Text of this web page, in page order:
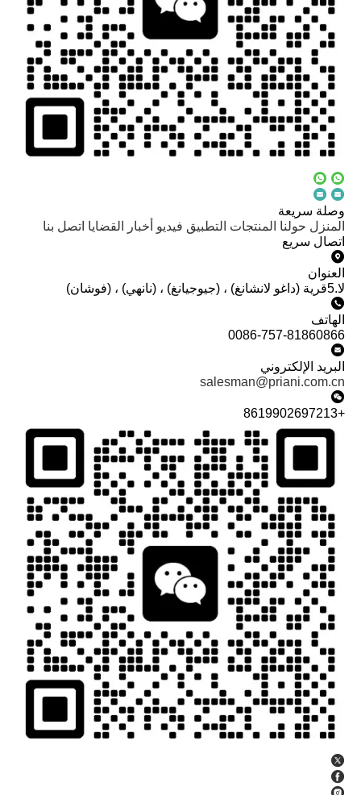
وصلة سريعة
المنزل حولنا المنتجات التطبيق فيديو أخبار القضايا اتصل بنا
اتصال سريع
العنوان
لا.5قرية (داغو لانشانغ) ، (جيوجيانغ) ، (نانهي) ، (فوشان)
الهاتف
0086-757-81860866
البريد الإلكتروني
salesman@priani.com.cn
+8619902697213